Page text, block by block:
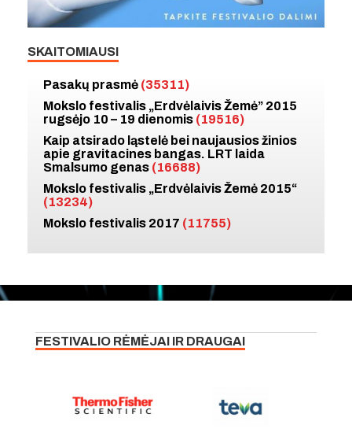
SKAITOMIAUSI
Pasakų prasmė (35311)
Mokslo festivalis „Erdvėlaivis Žemė” 2015
rugsėjo 10 – 19 dienomis (19516)
Kaip atsirado ląstelė bei naujausios žinios
apie gravitacines bangas. LRT laida
Smalsumo genas (16688)
Mokslo festivalis „Erdvėlaivis Žemė 2015“
(13234)
Mokslo festivalis 2017 (11755)
FESTIVALIO RĖMĖJAI IR DRAUGAI